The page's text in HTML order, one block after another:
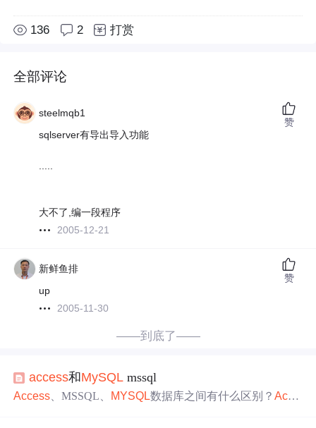
136 2 打赏
全部评论
steelmqb1
sqlserver有导出导入功能
.....
大不了,编一段程序
2005-12-21
赞
新鲜鱼排
up
2005-11-30
赞
——到底了——
access和MySQL mssql
Access 、MSSQL、 MYSQL数据库之间有什么区别？Acce